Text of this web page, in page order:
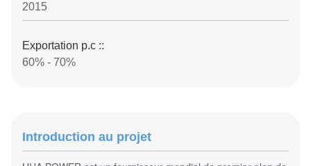
2015
Exportation p.c ::
60% - 70%
Introduction au projet